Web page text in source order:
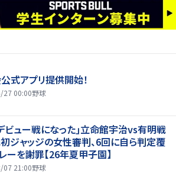
式アプリ提供開始！
27 00:00野球
ビュー戦になった｣立命館宇治vs有明戦
ジャッジの女性審判、6回に自ら判定覆
ーを謝罪【26年夏甲子園】
07 21:00野球